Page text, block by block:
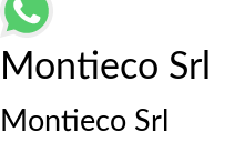
Montieco Srl
Montieco Srl